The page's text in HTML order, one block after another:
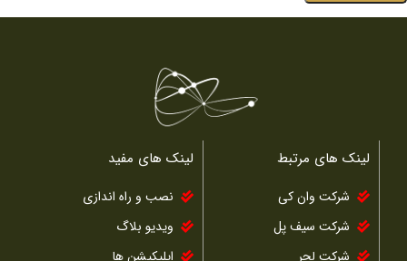
لینک های مرتبط
شرکت وان کی
شرکت سیف پل
شرکت لجر
لینک های مفید
نصب و راه اندازی
ویدیو بلاگ
اپلیکیشن ها